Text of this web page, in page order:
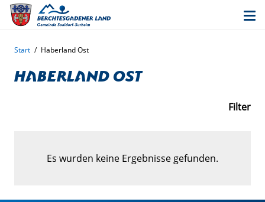
Start / Haberland Ost
Haberland Ost
Filter
Es wurden keine Ergebnisse gefunden.